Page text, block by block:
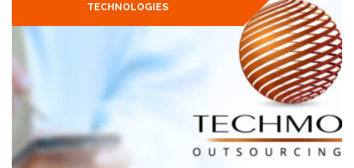
TECHNOLOGIES